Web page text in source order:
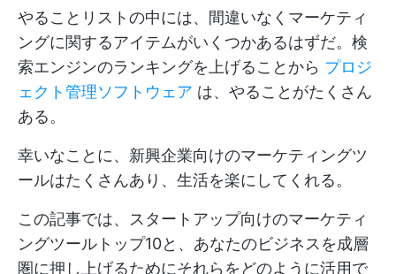
やることリストの中には、間違いなくマーケティ
ングに関するアイテムがいくつかあるはずだ。検
索エンジンのランキングを上げることから プロジ
ェクト管理ソフトウェア は、やることがたくさん
ある。
幸いなことに、新興企業向けのマーケティングツ
ールはたくさんあり、生活を楽にしてくれる。
この記事では、スタートアップ向けのマーケティ
ングツールトップ10と、あなたのビジネスを成層
圏に押し上げるためにそれらをどのように活用で